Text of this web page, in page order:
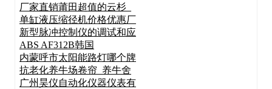
厂家直销莆田超值的云杉_
单缸液压缩径机价格优惠厂
新型脉冲控制仪的调试和应
ABS AF312B韩国
内蒙呼市太阳能路灯哪个牌
抗老化养牛场卷帘_养牛舍
广州昊仪自动化仪器仪表有